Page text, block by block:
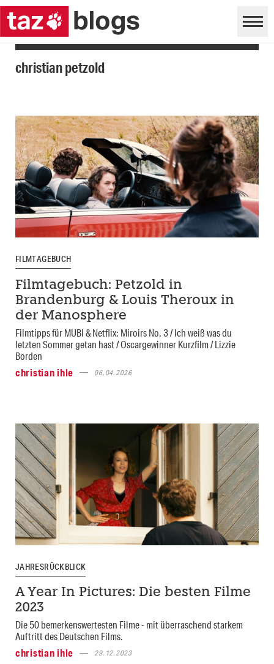
christian petzold
FILMTAGEBUCH
Filmtagebuch: Petzold in
Brandenburg & Louis Theroux in
der Manosphere
Filmtipps für MUBI & Netflix: Miroirs No. 3 / Ich weiß was du
letzten Sommer getan hast / Oscargewinner Kurzfilm / Lizzie
Borden
christian ihle
06.04.2026
JAHRESRÜCKBLICK
A Year In Pictures: Die besten Filme
2023
Die 50 bemerkenswertesten Filme - mit überraschend starkem
Auftritt des Deutschen Films.
christian ihle
29.12.2023